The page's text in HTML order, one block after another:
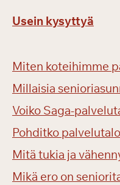
Usein kysyttyä
Miten koteihimme
Millaisia
Voiko Saga-
Pohditko
Mitä tukia ja
Mikä ero on